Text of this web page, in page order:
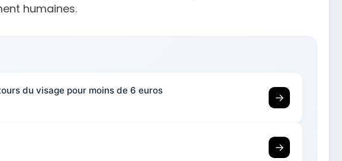
humaines.
du visage pour moins de 6 euros
→
→